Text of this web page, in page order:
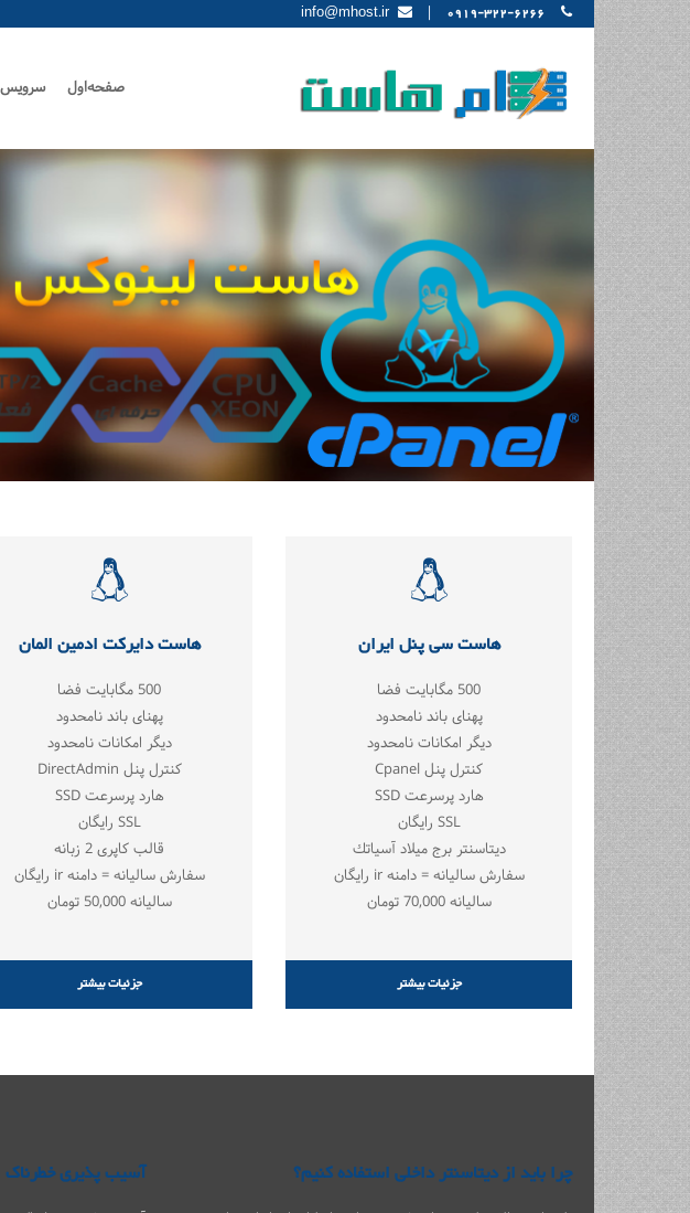
0919-322-6266
|
info@mhost.ir
صفحه‌اول
هاست سی پنل ایران
500 مگابایت فضا
پهنای باند نامحدود
دیگر امکانات نامحدود
کنترل پنل Cpanel
هارد پرسرعت SSD
SSL رايگان
ديتاسنتر برج ميلاد آسياتك
سفارش سالیانه = دامنه ir رایگان
سالیانه 70,000 تومان
جزئیات بیشتر
هاست دایرکت ادمین المان
500 مگابایت فضا
پهنای باند نامحدود
دیگر امکانات نامحدود
کنترل پنل DirectAdmin
هارد پرسرعت SSD
SSL رايگان
قالب کاپری 2 زبانه
سفارش سالیانه = دامنه ir رایگان
سالیانه 50,000 تومان
جزئیات بیشتر
چرا باید از دیتاسنتر داخلی استفاده کنیم؟ آسیب پذیری خطرناک Exim